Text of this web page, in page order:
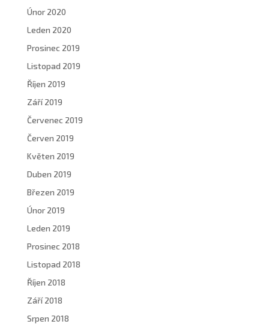
Únor 2020
Leden 2020
Prosinec 2019
Listopad 2019
Říjen 2019
Září 2019
Červenec 2019
Červen 2019
Květen 2019
Duben 2019
Březen 2019
Únor 2019
Leden 2019
Prosinec 2018
Listopad 2018
Říjen 2018
Září 2018
Srpen 2018